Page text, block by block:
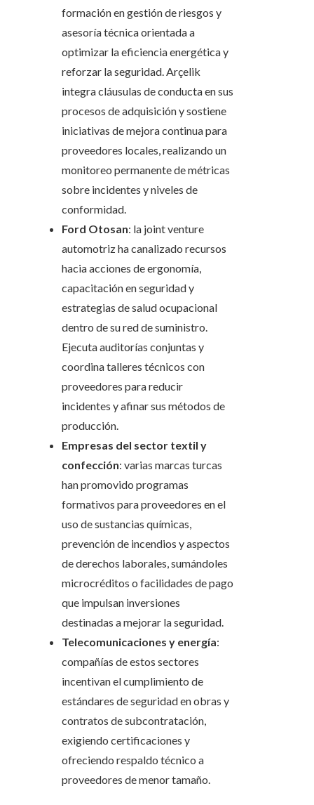
formación en gestión de riesgos y
asesoría técnica orientada a
optimizar la eficiencia energética y
reforzar la seguridad. Arçelik
integra cláusulas de conducta en sus
procesos de adquisición y sostiene
iniciativas de mejora continua para
proveedores locales, realizando un
monitoreo permanente de métricas
sobre incidentes y niveles de
conformidad.
Ford Otosan: la joint venture
automotriz ha canalizado recursos
hacia acciones de ergonomía,
capacitación en seguridad y
estrategias de salud ocupacional
dentro de su red de suministro.
Ejecuta auditorías conjuntas y
coordina talleres técnicos con
proveedores para reducir
incidentes y afinar sus métodos de
producción.
Empresas del sector textil y
confección: varias marcas turcas
han promovido programas
formativos para proveedores en el
uso de sustancias químicas,
prevención de incendios y aspectos
de derechos laborales, sumándoles
microcréditos o facilidades de pago
que impulsan inversiones
destinadas a mejorar la seguridad.
Telecomunicaciones y energía:
compañías de estos sectores
incentivan el cumplimiento de
estándares de seguridad en obras y
contratos de subcontratación,
exigiendo certificaciones y
ofreciendo respaldo técnico a
proveedores de menor tamaño.